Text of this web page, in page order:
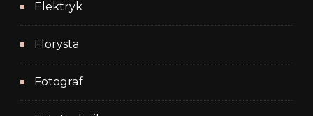
Elektryk
Florysta
Fotograf